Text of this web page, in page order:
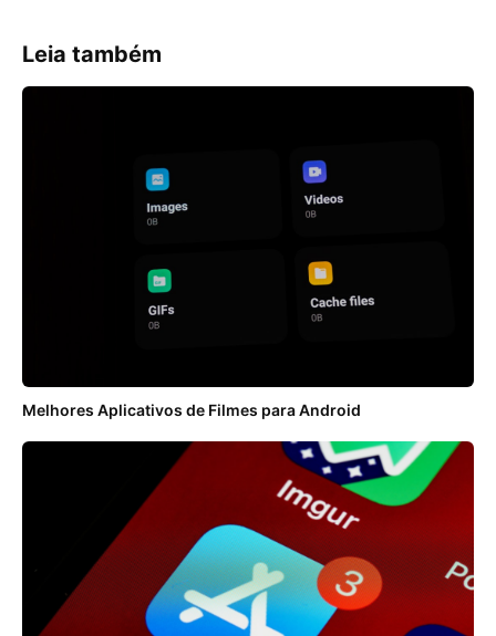
Leia também
Melhores Aplicativos de Filmes para Android